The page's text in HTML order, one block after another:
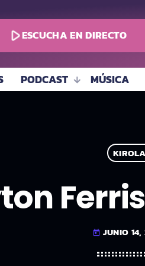
play_arrowESCUCHA EN DIRECTO
PODCAST MÚSICA
today JUNIO